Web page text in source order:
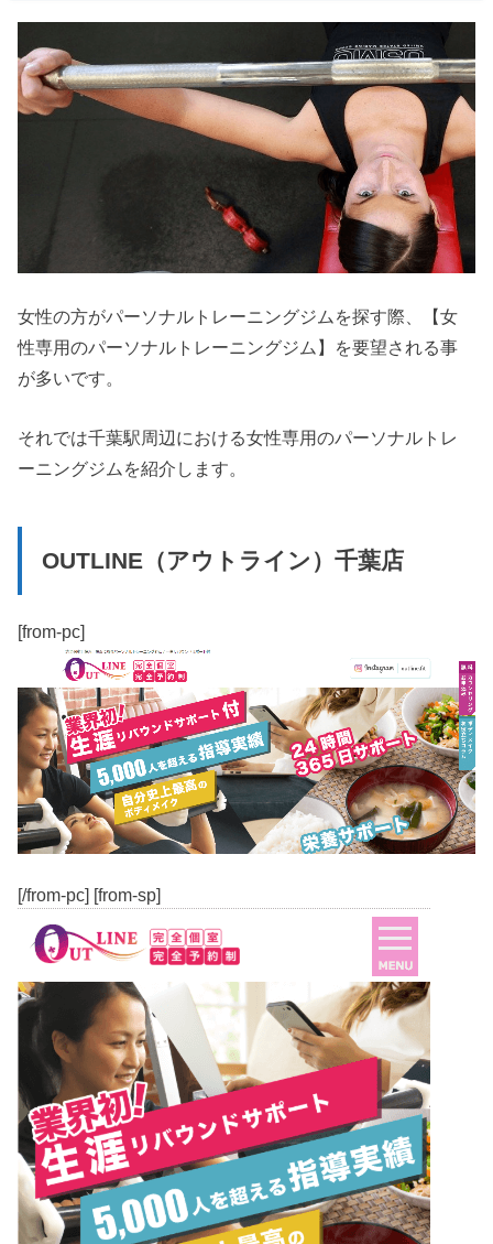
女性の方がパーソナルトレーニングジムを探す際、【女
性専用のパーソナルトレーニングジム】を要望される事
が多いです。
それでは千葉駅周辺における女性専用のパーソナルトレ
ーニングジムを紹介します。
OUTLINE（アウトライン）千葉店
[from-pc]
[/from-pc] [from-sp]